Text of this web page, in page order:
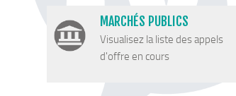
MARCHÉS PUBLICS
Visualisez la liste des appels
d'offre en cours